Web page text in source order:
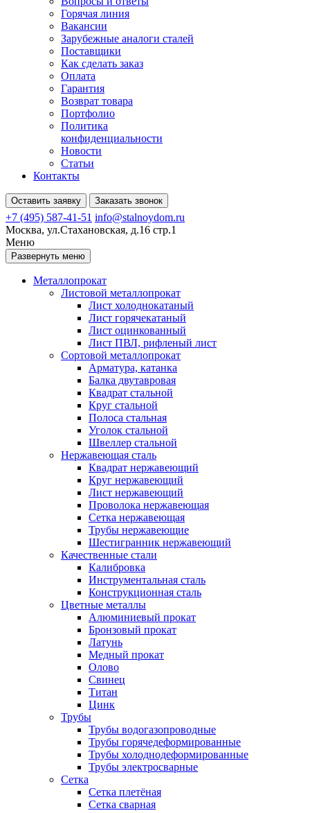
Горячая линия
Вакансии
Зарубежные аналоги сталей
Поставщики
Как сделать заказ
Оплата
Гарантия
Возврат товара
Портфолио
Политика
конфиденциальности
Новости
Статьи
Контакты
Оставить заявку Заказать звонок
+7 (495) 587-41-51 info@stalnoydom.ru
Москва, ул.Стахановская, д.16 стр.1
Меню
Развернуть меню
Металлопрокат
Листовой металлопрокат
Лист холоднокатаный
Лист горячекатаный
Лист оцинкованный
Лист ПВЛ, рифленый лист
Сортовой металлопрокат
Арматура, катанка
Балка двутавровая
Квадрат стальной
Круг стальной
Полоса стальная
Уголок стальной
Швеллер стальной
Нержавеющая сталь
Квадрат нержавеющий
Круг нержавеющий
Лист нержавеющий
Проволока нержавеющая
Сетка нержавеющая
Трубы нержавеющие
Шестигранник нержавеющий
Качественные стали
Калибровка
Инструментальная сталь
Конструкционная сталь
Цветные металлы
Алюминиевый прокат
Бронзовый прокат
Латунь
Медный прокат
Олово
Свинец
Титан
Цинк
Трубы
Трубы водогазопроводные
Трубы горячедеформированные
Трубы холоднодеформированные
Трубы электросварные
Сетка
Сетка плетёная
Сетка сварная